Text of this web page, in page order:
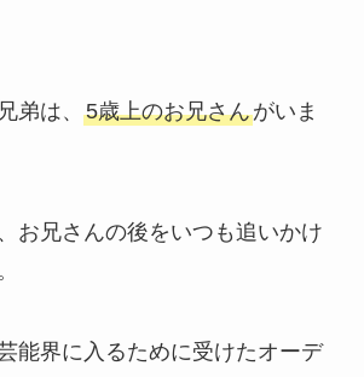
弟は、 5歳上のお兄さんがいま
お兄さんの後をいつも追いかけ
能界に入るために受けたオーデ